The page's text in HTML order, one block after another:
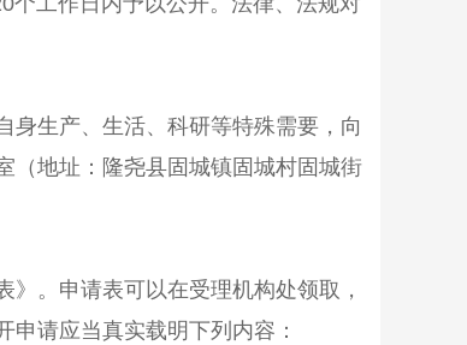
生产、生活、科研等特殊需要，向
（地址：隆尧县固城镇固城村固城街
。申请表可以在受理机构处领取，
请应当真实载明下列内容：